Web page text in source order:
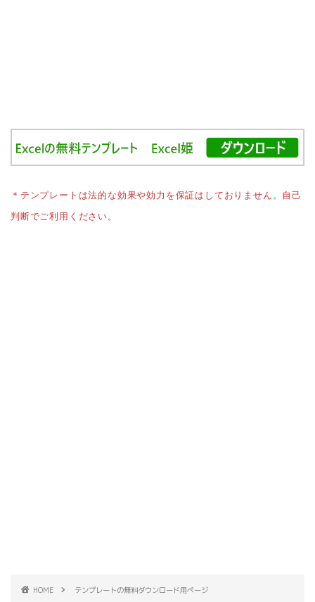
＊テンプレートは法的な効果や効力を保証はしておりません。自己
判断でご利用ください。
HOME テンプレートの無料ダウンロード用ページ